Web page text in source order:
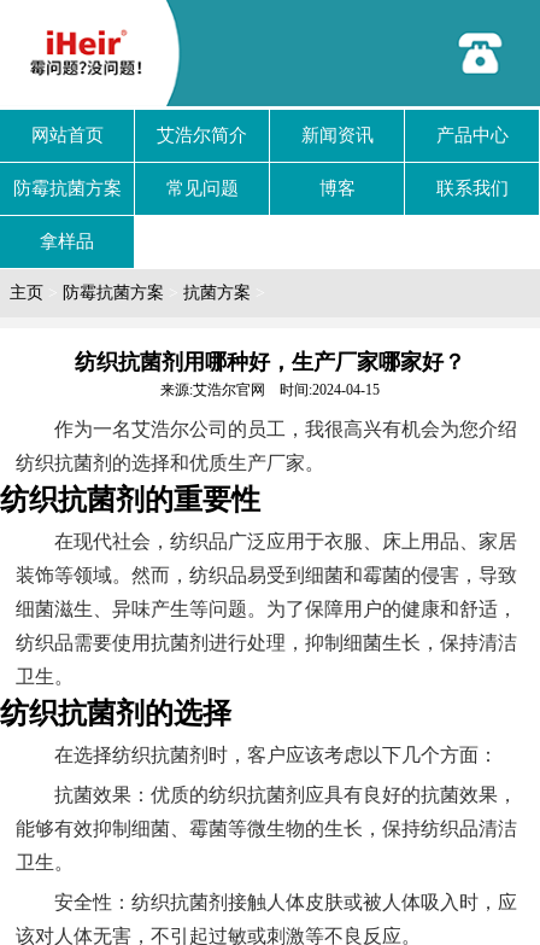
网站首页 艾浩尔简介 新闻资讯 产品中心
防霉抗菌方案 常见问题 博客 联系我们
拿样品
主页 防霉抗菌方案 抗菌方案
纺织抗菌剂用哪种好，生产厂家哪家好？
来源:艾浩尔官网 时间:2024-04-15
作为一名艾浩尔公司的员工，我很高兴有机会为您介绍
纺织抗菌剂的选择和优质生产厂家。
纺织抗菌剂的重要性
在现代社会，纺织品广泛应用于衣服、床上用品、家居
装饰等领域。然而，纺织品易受到细菌和霉菌的侵害，导致
细菌滋生、异味产生等问题。为了保障用户的健康和舒适，
纺织品需要使用抗菌剂进行处理，抑制细菌生长，保持清洁
卫生。
纺织抗菌剂的选择
在选择纺织抗菌剂时，客户应该考虑以下几个方面：
抗菌效果：优质的纺织抗菌剂应具有良好的抗菌效果，
能够有效抑制细菌、霉菌等微生物的生长，保持纺织品清洁
卫生。
安全性：纺织抗菌剂接触人体皮肤或被人体吸入时，应
该对人体无害，不引起过敏或刺激等不良反应。